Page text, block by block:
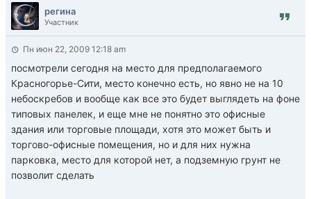
регина
Участник
Пн июн 22, 2009 12:18 am
посмотрели сегодня на место для предполагаемого
Красногорье-Сити, место конечно есть, но явно не на 10
небоскребов и вообще как все это будет выглядеть на фоне
типовых панелек, и еще мне не понятно это офисные
здания или торговые площади, хотя это может быть и
торгово-офисные помещения, но и для них нужна
парковка, место для которой нет, а подземную грунт не
позволит сделать